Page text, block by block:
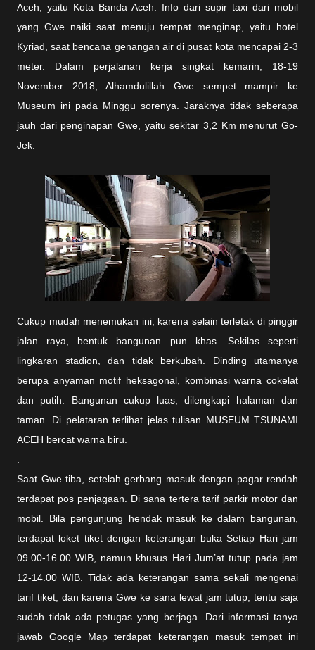
Aceh, yaitu Kota Banda Aceh. Info dari supir taxi dari mobil
yang Gwe naiki saat menuju tempat menginap, yaitu hotel
Kyriad, saat bencana genangan air di pusat kota mencapai 2-3
meter. Dalam perjalanan kerja singkat kemarin, 18-19
November 2018, Alhamdulillah Gwe sempet mampir ke
Museum ini pada Minggu sorenya. Jaraknya tidak seberapa
jauh dari penginapan Gwe, yaitu sekitar 3,2 Km menurut Go-
Jek.
Cukup mudah menemukan ini, karena selain terletak di pinggir
jalan raya, bentuk bangunan pun khas. Sekilas seperti
lingkaran stadion, dan tidak berkubah. Dinding utamanya
berupa anyaman motif heksagonal, kombinasi warna cokelat
dan putih. Bangunan cukup luas, dilengkapi halaman dan
taman. Di pelataran terlihat jelas tulisan MUSEUM TSUNAMI
ACEH bercat warna biru.
Saat Gwe tiba, setelah gerbang masuk dengan pagar rendah
terdapat pos penjagaan. Di sana tertera tarif parkir motor dan
mobil. Bila pengunjung hendak masuk ke dalam bangunan,
terdapat loket tiket dengan keterangan buka Setiap Hari jam
09.00-16.00 WIB, namun khusus Hari Jum’at tutup pada jam
12-14.00 WIB. Tidak ada keterangan sama sekali mengenai
tarif tiket, dan karena Gwe ke sana lewat jam tutup, tentu saja
sudah tidak ada petugas yang berjaga. Dari informasi tanya
jawab Google Map terdapat keterangan masuk tempat ini